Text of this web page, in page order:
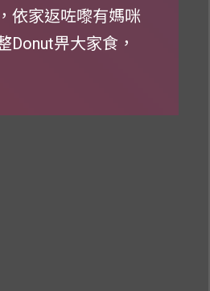
依家返咗嚟有媽咪
Donut畀大家食，